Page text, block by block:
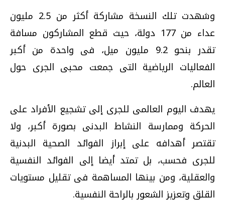
وشهدت تلك النسخة مشاركة أكثر من 2.5 مليون
عداء من 177 دولة، حيث قطع المشاركون مسافة
تقدر بنحو 9.2 مليون ميل، فى واحدة من أكبر
الفعاليات الرياضية التى جمعت محبى الجرى حول
العالم.
يهدف اليوم العالمى للجرى إلى تشجيع الأفراد على
الحركة وممارسة النشاط البدنى بصورة أكبر، ولا
تقتصر أهدافه على إبراز الفوائد الصحية البدنية
للجرى فحسب، بل تمتد أيضا إلى الفوائد النفسية
والعقلية، ومن بينها المساهمة فى تقليل مستويات
القلق وتعزيز الشعور بالراحة النفسية.